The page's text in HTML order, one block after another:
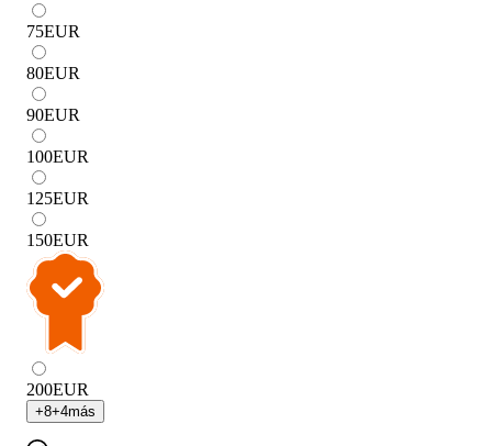
75EUR
80EUR
90EUR
100EUR
125EUR
150EUR
200EUR
+8+4más